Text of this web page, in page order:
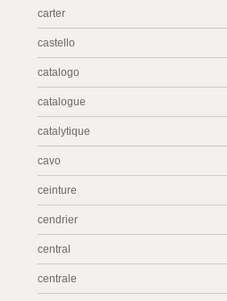
carter
castello
catalogo
catalogue
catalytique
cavo
ceinture
cendrier
central
centrale